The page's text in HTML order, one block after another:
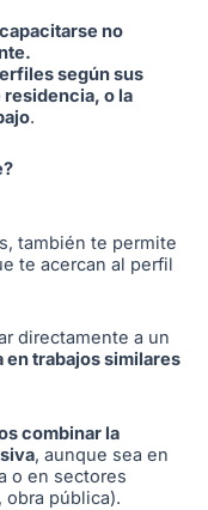
no
según sus
o la
.
también te permite
te acercan al perfil
directamente a un
trabajos similares
combinar la
, aunque sea en
o en sectores
pública).